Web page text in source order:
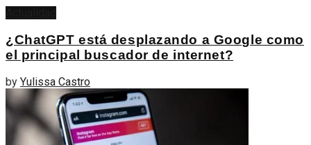
¿ChatGPT está desplazando a Google como
el principal buscador de internet?
by Yulissa Castro